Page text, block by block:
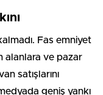
Fas emniyet
alanlara ve pazar
satışlarını
geniş yankı